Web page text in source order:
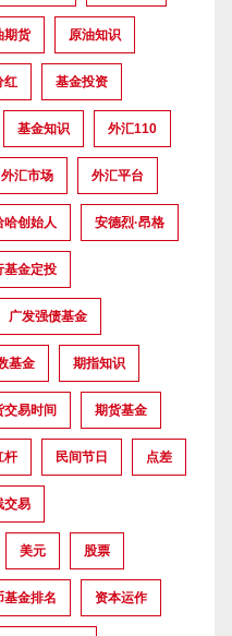
期货 原油知识
红 基金投资
基金知识 外汇110
外汇市场 外汇平台
哈创始人 安德烈·昂格
基金定投
广发强债基金
基金 期指知识
交易时间 期货基金
杆 民间节日 点差
交易
美元 股票
基金排名 资本运作